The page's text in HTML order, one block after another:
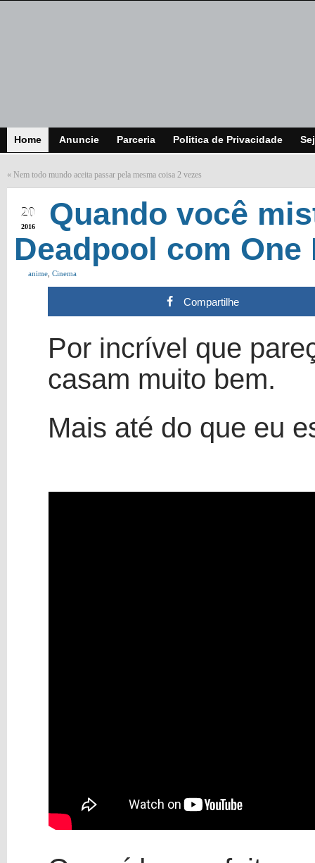
Home Anuncie Parceria Politica de Privacidade
« Nem todo mundo aceita passar pela mesma coisa 2 vezes
20
2016
Quando você
Deadpool com One
anime Cinema
Compartilhe
Por incrível que
casam muito bem.
Mais até do que eu